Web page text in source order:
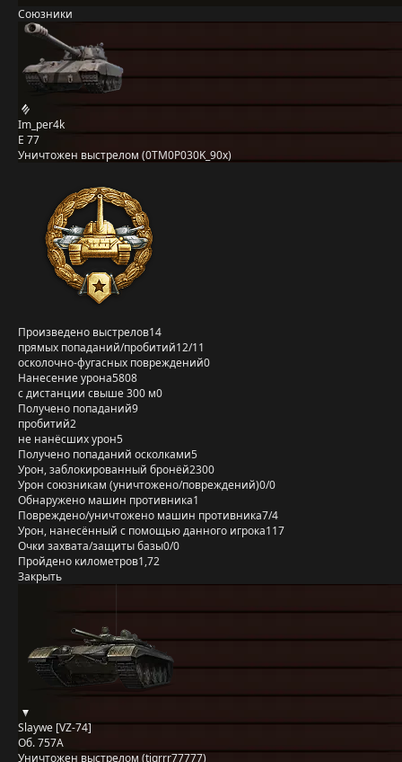
Союзники
Im_per4k
E 77
Уничтожен выстрелом (0TM0P030K_90x)
Произведено выстрелов14
прямых попаданий/пробитий12/11
осколочно-фугасных повреждений0
Нанесение урона5808
с дистанции свыше 300 м0
Получено попаданий9
пробитий2
не нанёсших урон5
Получено попаданий осколками5
Урон, заблокированный бронёй2300
Урон союзникам (уничтожено/повреждений)0/0
Обнаружено машин противника1
Повреждено/уничтожено машин противника7/4
Урон, нанесённый с помощью данного игрока117
Очки захвата/защиты базы0/0
Пройдено километров1,72
Закрыть
Slaywe [VZ-74]
Об. 757А
Уничтожен выстрелом (tigrrr77777)